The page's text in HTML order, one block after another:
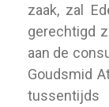
zaak, zal
gerechtigd
aan de
Goudsmid